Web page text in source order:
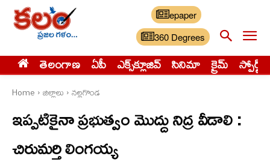
epaper
360 Degrees
తెలంగాణ ఏపీ ఎక్స్‌క్లూజివ్‌ సినిమా క్రైమ్ స్పోర్ట్స్
Home జిల్లాలు నల్లగొండ
ఇప్పటికైనా ప్రభుత్వం మొద్దు నిద్ర వీడాలి :
చిరుమర్తి లింగయ్య